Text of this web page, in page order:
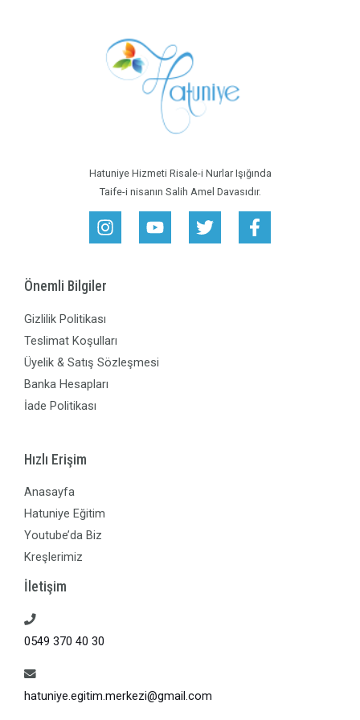
Hatuniye Hizmeti Risale-i Nurlar Işığında
Taife-i nisanın Salih Amel Davasıdır.
Önemli Bilgiler
Gizlilik Politikası
Teslimat Koşulları
Üyelik & Satış Sözleşmesi
Banka Hesapları
İade Politikası
Hızlı Erişim
Anasayfa
Hatuniye Eğitim
Youtube’da Biz
Kreşlerimiz
İletişim
0549 370 40 30
hatuniye.egitim.merkezi@gmail.com